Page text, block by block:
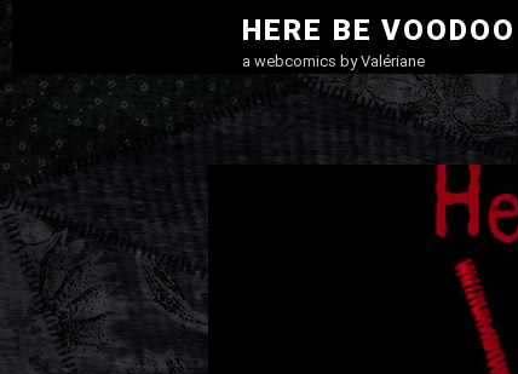
Skip
to
content
HERE BE VOODOO
a webcomics by Valériane